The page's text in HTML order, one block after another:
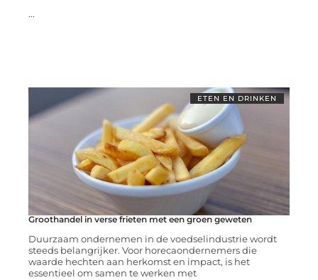
...
ETEN EN DRINKEN
Groothandel in verse frieten met een groen geweten
Duurzaam ondernemen in de voedselindustrie wordt
steeds belangrijker. Voor horecaondernemers die
waarde hechten aan herkomst en impact, is het
essentieel om samen te werken met